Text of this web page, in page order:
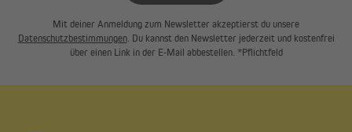
Mit deiner Anmeldung zum Newsletter akzeptierst du unsere
Datenschutzbestimmungen. Du kannst den Newsletter jederzeit und kostenfrei
über einen Link in der E-Mail abbestellen. *Pflichtfeld